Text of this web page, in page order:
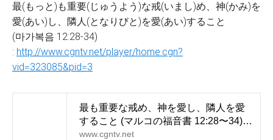
最(もっと)も重要(じゅうよう)な戒(いまし)め、神(かみ)を
愛(あい)し、隣人(となりびと)を愛(あい)すること
(마가복음 12:28-34)
: http://www.cgntv.net/player/home.cgn?
vid=323085&pid=3
最も重要な戒め、神を愛し、隣人を愛
すること (マルコの福音書 12:28〜34) |
일본어 큐티 | CGN
www.cgntv.net